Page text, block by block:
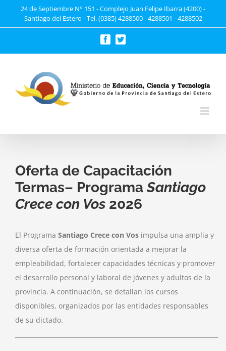
24 de Septiembre N° 151 - Complejo Juan Felipe Ibarra (4200) -
Santiago del Estero - Tel. (0385) 4288500 - 4288501 - 4288502
FacebookTwitter
Oferta de Capacitación
Termas– ProgramaSantiago
Crece con Vos2026
El Programa Santiago Crece con Vosimpulsa una amplia y
diversa oferta de formación orientada a mejorar la
empleabilidad, fortalecer capacidades técnicas y promover
el desarrollo personal y laboral de jóvenes y adultos de la
provincia. A continuación, se detallan los cursos
disponibles, organizados por las entidades responsables
de su dictado.